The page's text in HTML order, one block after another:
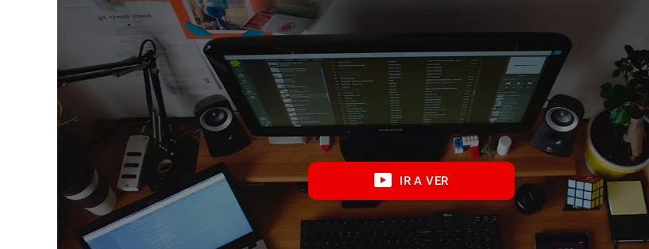
IR A VER